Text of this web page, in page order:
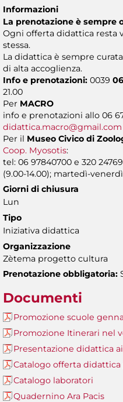
Informazioni
La prenotazione è sempre
Ogni offerta didattica resta
stessa.
La didattica è sempre
di alta accoglienza.
Info e prenotazioni: 0039
21.00
Per MACRO
info e prenotazioni allo 06
didattica.macro@gmail.com
Per il Museo Civico di
Coop. Myosotis:
tel: 06 97840700 e 320
(9.00-14.00); martedì-venerdì
Giorni di chiusura
Lun
Tipo
Iniziativa didattica
Organizzazione
Zètema progetto cultura
Prenotazione obbligatoria:
Documenti
Promozione scuole
Promozione Itinerari nel
Presentazione didattica
Catalogo offerta didattica
Catalogo laboratori
Quadernino Ara Pacis